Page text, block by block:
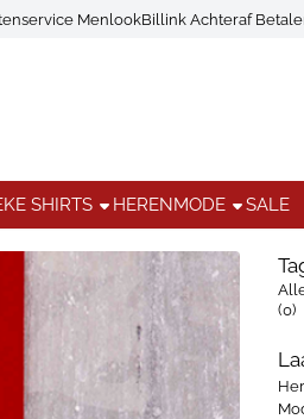
MenlookBillink Achteraf
SHIRTS HERENMODE SALE
(0)